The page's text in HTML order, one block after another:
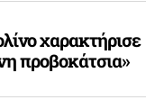
χαρακτήρισε
προβοκάτσια»